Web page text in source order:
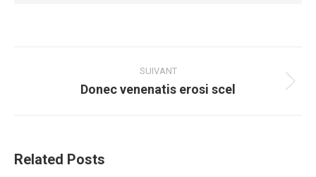
SUIVANT
Article
Donec venenatis erosi scel
Related Posts